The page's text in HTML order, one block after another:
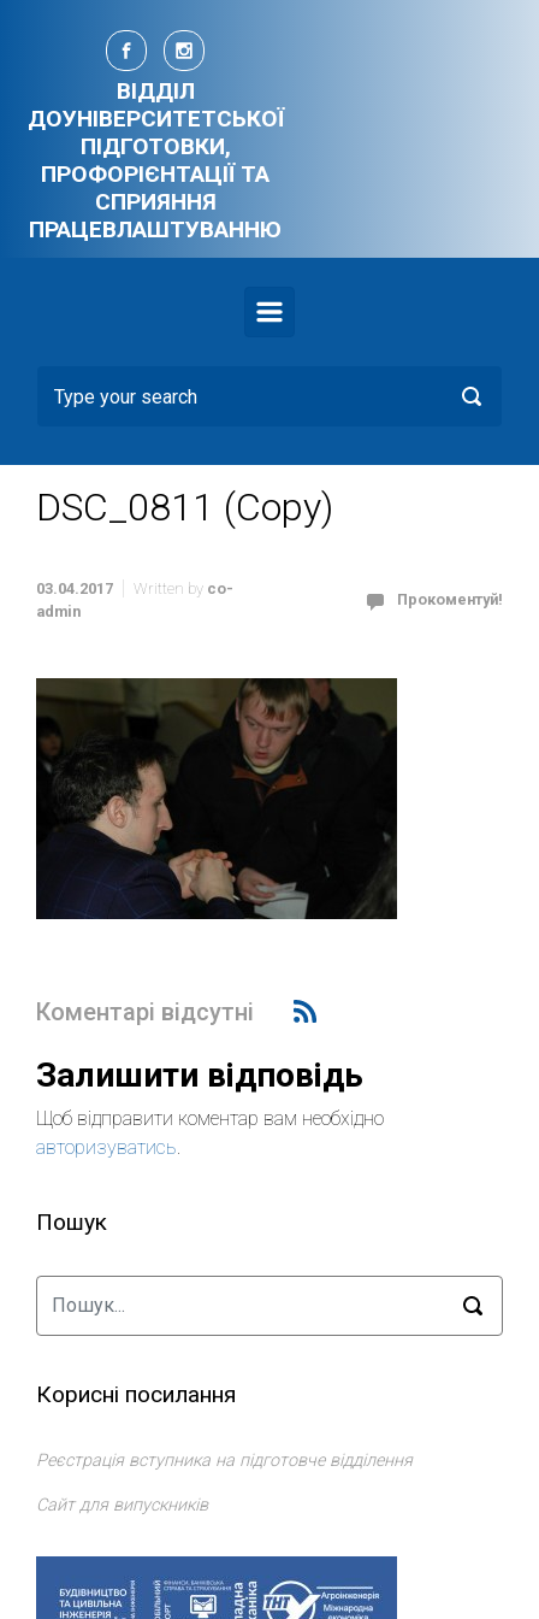
Skip to main content
ВІДДІЛ
ДОУНІВЕРСИТЕТСЬКОЇ
ПІДГОТОВКИ,
ПРОФОРІЄНТАЦІЇ ТА
СПРИЯННЯ
ПРАЦЕВЛАШТУВАННЮ
DSC_0811 (Copy)
03.04.2017 Written by co-
admin
Прокоментуй!
Коментарі відсутні
Залишити відповідь
Щоб відправити коментар вам необхідно
авторизуватись.
Пошук
Корисні посилання
Реєстрація вступника на підготовче відділення
Сайт для випускників